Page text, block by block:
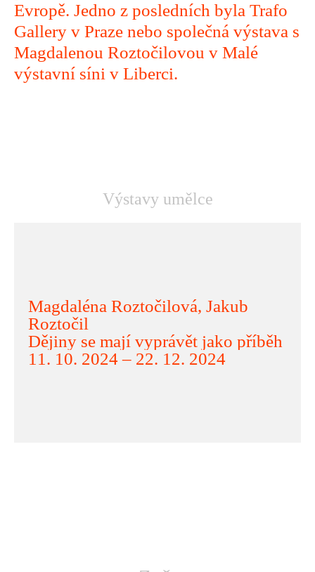
Evropě. Jedno z posledních byla Trafo
Gallery v Praze nebo společná výstava s
Magdalenou Roztočilovou v Malé
výstavní síni v Liberci.
Výstavy umělce
Magdaléna Roztočilová, Jakub
Roztočil
Dějiny se mají vyprávět jako příběh
11. 10. 2024 – 22. 12. 2024